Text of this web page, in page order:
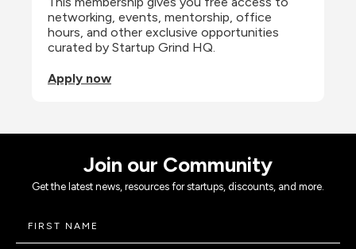
networking, events, mentorship, office
hours, and other exclusive opportunities
curated by Startup Grind HQ.
Apply now
Join our Community
Get the latest news, resources for startups, discounts, and more.